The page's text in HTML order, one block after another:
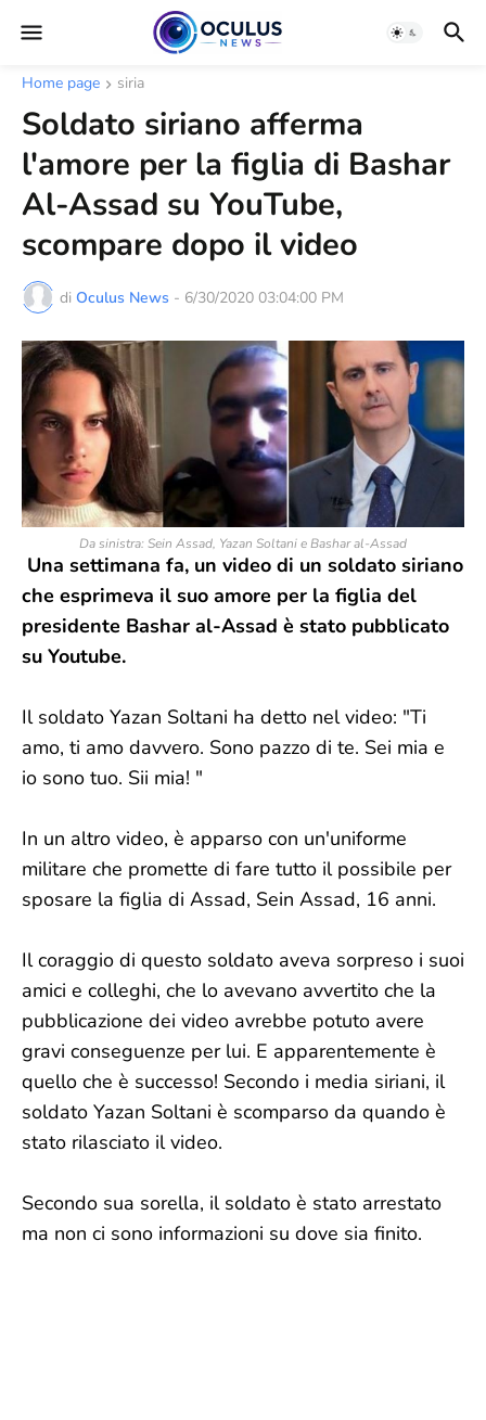
Home page siria
Soldato siriano afferma
l'amore per la figlia di Bashar
Al-Assad su YouTube,
scompare dopo il video
di Oculus News - 6/30/2020 03:04:00 PM
Da sinistra: Sein Assad, Yazan Soltani e Bashar al-Assad
Una settimana fa, un video di un soldato siriano
che esprimeva il suo amore per la figlia del
presidente Bashar al-Assad è stato pubblicato
su Youtube.
Il soldato Yazan Soltani ha detto nel video: "Ti
amo, ti amo davvero. Sono pazzo di te. Sei mia e
io sono tuo. Sii mia! "
In un altro video, è apparso con un'uniforme
militare che promette di fare tutto il possibile per
sposare la figlia di Assad, Sein Assad, 16 anni.
Il coraggio di questo soldato aveva sorpreso i suoi
amici e colleghi, che lo avevano avvertito che la
pubblicazione dei video avrebbe potuto avere
gravi conseguenze per lui. E apparentemente è
quello che è successo! Secondo i media siriani, il
soldato Yazan Soltani è scomparso da quando è
stato rilasciato il video.
Secondo sua sorella, il soldato è stato arrestato
ma non ci sono informazioni su dove sia finito.